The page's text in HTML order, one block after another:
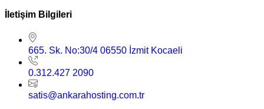
İletişim Bilgileri
665. Sk. No:30/4 06550 İzmit Kocaeli
0.312.427 2090
satis@ankarahosting.com.tr